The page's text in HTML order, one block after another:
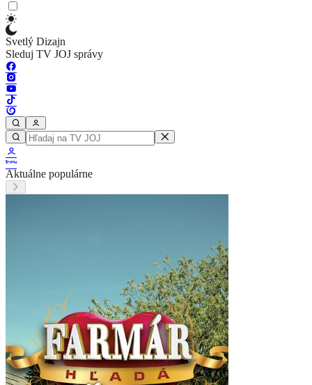
Svetlý Dizajn
Sleduj TV JOJ správy
Aktuálne populárne